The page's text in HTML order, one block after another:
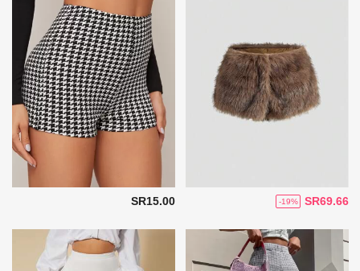
SR69.66
-19%
SR15.00